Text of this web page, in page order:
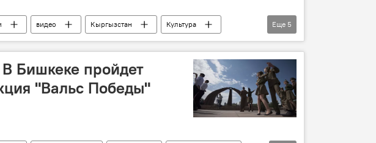
видео Кыргызстан
Культура
День Победы
флешмоб
Еще 5
Бишкеке пройдет
"Вальс Победы"